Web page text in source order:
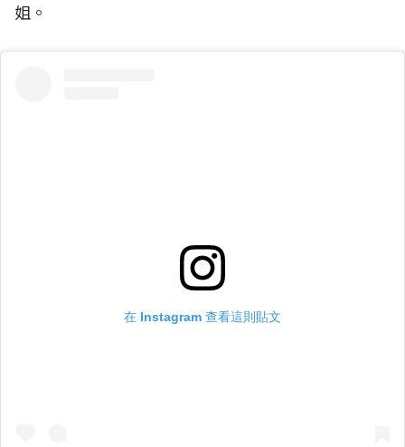
姐。
在 Instagram 查看這則貼文